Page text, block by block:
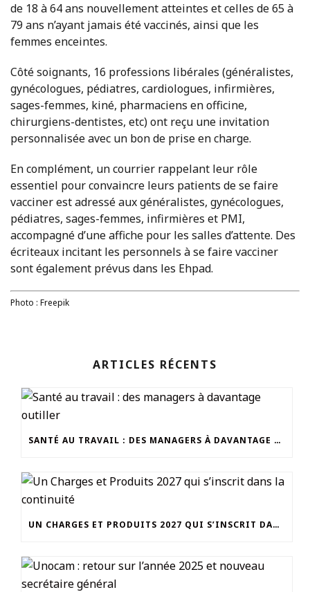
de 18 à 64 ans nouvellement atteintes et celles de 65 à
79 ans n’ayant jamais été vaccinés, ainsi que les
femmes enceintes.
Côté soignants, 16 professions libérales (généralistes,
gynécologues, pédiatres, cardiologues, infirmières,
sages-femmes, kiné, pharmaciens en officine,
chirurgiens-dentistes, etc) ont reçu une invitation
personnalisée avec un bon de prise en charge.
En complément, un courrier rappelant leur rôle
essentiel pour convaincre leurs patients de se faire
vacciner est adressé aux généralistes, gynécologues,
pédiatres, sages-femmes, infirmières et PMI,
accompagné d’une affiche pour les salles d’attente. Des
écriteaux incitant les personnels à se faire vacciner
sont également prévus dans les Ehpad.
Photo : Freepik
ARTICLES RÉCENTS
SANTÉ AU TRAVAIL : DES MANAGERS À DAVANTAGE OUTILLER
UN CHARGES ET PRODUITS 2027 QUI S’INSCRIT DANS LA CONTINUITÉ